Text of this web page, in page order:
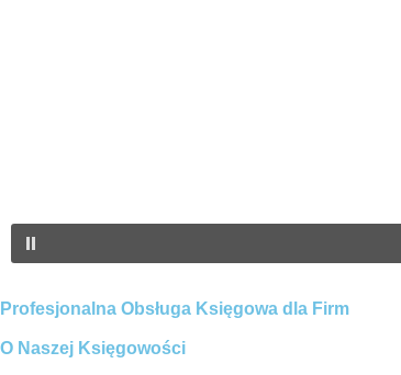
Profesjonalna Obsługa Księgowa dla Firm
O Naszej Księgowości